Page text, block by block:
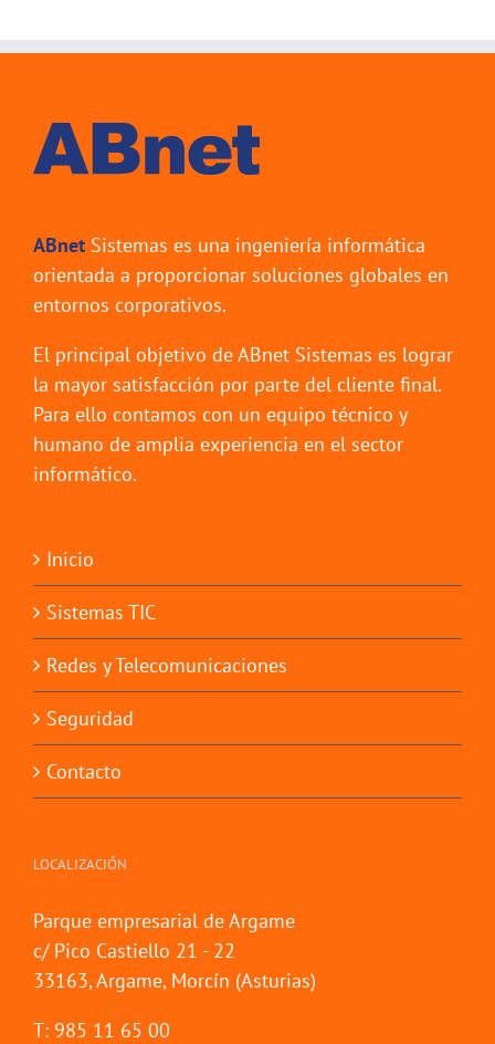
ABnet Sistemas es una ingeniería informática
orientada a proporcionar soluciones globales en
entornos corporativos.
El principal objetivo de ABnet Sistemas es lograr
la mayor satisfacción por parte del cliente final.
Para ello contamos con un equipo técnico y
humano de amplia experiencia en el sector
informático.
Inicio
Sistemas TIC
Redes y Telecomunicaciones
Seguridad
Contacto
LOCALIZACIÓN
Parque empresarial de Argame
c/ Pico Castiello 21 - 22
33163, Argame, Morcín (Asturias)
T: 985 11 65 00